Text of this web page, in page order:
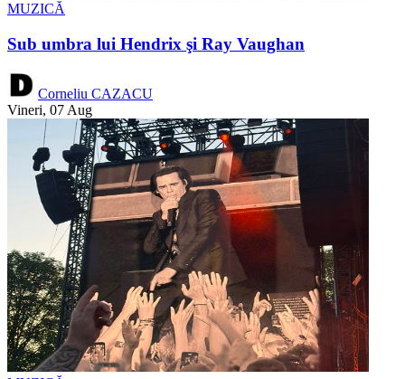
MUZICĂ
Sub umbra lui Hendrix şi Ray Vaughan
Corneliu CAZACU
Vineri, 07 Aug